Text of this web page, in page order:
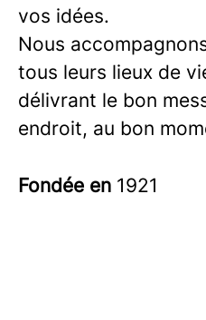
vos idées.
Nous
tous leurs lieux de
délivrant le bon
endroit, au bon
Fondée en 1921